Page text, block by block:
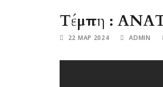
Τέμπη :
22 ΜΑΡ 2024 ADMIN